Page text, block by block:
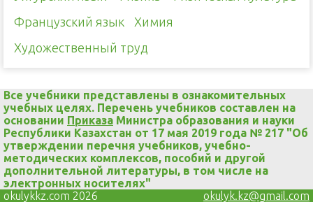
Французский язык
Химия
Художественный труд
Все учебники представлены в ознакомительных
учебных целях. Перечень учебников составлен на
основании Приказа Министра образования и науки
Республики Казахстан от 17 мая 2019 года № 217 "Об
утверждении перечня учебников, учебно-
методических комплексов, пособий и другой
дополнительной литературы, в том числе на
электронных носителях"
okulykkz.com 2026
okulyk.kz@gmail.com